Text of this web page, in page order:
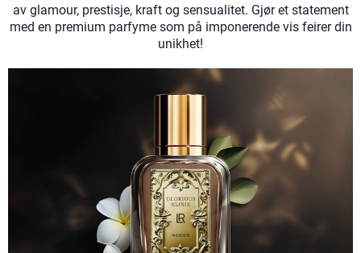
av glamour, prestisje, kraft og sensualitet. Gjør et statement
med en premium parfyme som på imponerende vis feirer din
unikhet!